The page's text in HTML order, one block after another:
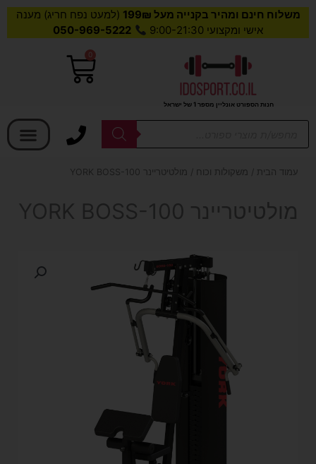
משלוח חינם ומהיר בקנייה מעל 199₪
(למעט נפח חריג) מענה
אישי ומקצועי 9:00-21:30
050-969-5222
חנות הספורט אונליין מספר 1 של ישראל
0
עגלת
Products
עמוד הבית / משקולות וכוח / מולטיטריינר YORK BOSS-100
מולטיטריינר YORK BOSS-100